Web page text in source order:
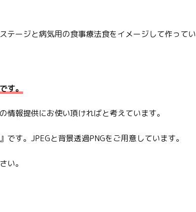
テージと病気用の食事療法食をイメージして作ってい
す。
報提供にお使い頂ければと考えています。
です。JPEGと背景透過PNGをご用意しています。
い。